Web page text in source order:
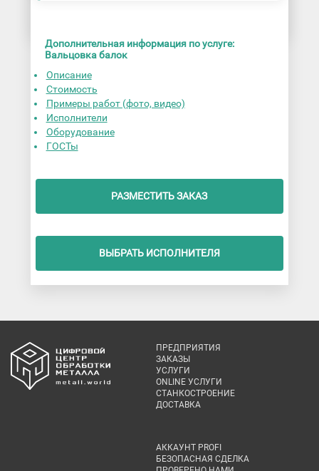
Дополнительная информация по услуге:
Вальцовка балок
Описание
Стоимость
Примеры работ (фото, видео)
Исполнители
Оборудование
ГОСТы
РАЗМЕСТИТЬ ЗАКАЗ
ВЫБРАТЬ ИСПОЛНИТЕЛЯ
ПРЕДПРИЯТИЯ
ЗАКАЗЫ
УСЛУГИ
ONLINE УСЛУГИ
СТАНКОСТРОЕНИЕ
ДОСТАВКА
АККАУНТ PROFI
БЕЗОПАСНАЯ СДЕЛКА